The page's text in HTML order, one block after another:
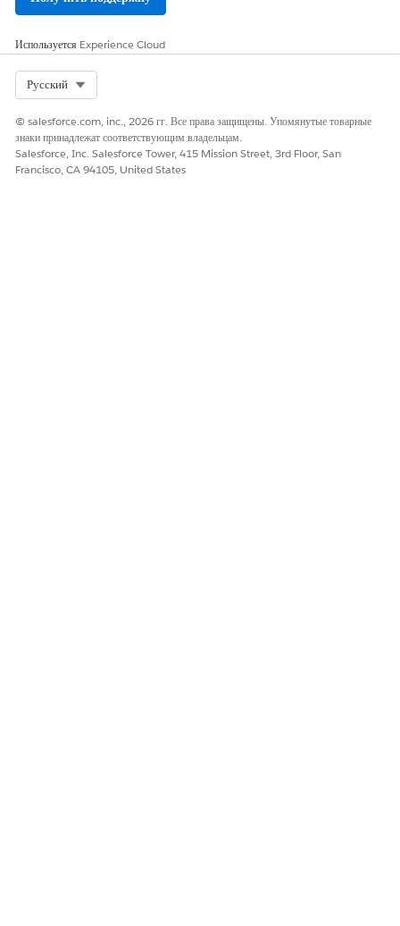
Используется Experience Cloud
Русский
© salesforce.com, inc., 2026 гг. Все права защищены. Упомянутые товарные
знаки принадлежат соответствующим владельцам.
Salesforce, Inc. Salesforce Tower, 415 Mission Street, 3rd Floor, San
Francisco, CA 94105, United States